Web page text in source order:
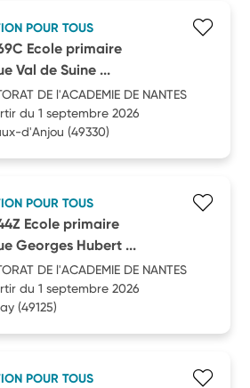
POUR TOUS
Ecole primaire
Val de Suine ...
DE l'ACADEMIE DE NANTES
du 1 septembre 2026
d'Anjou (49330)
POUR TOUS
Ecole primaire
Georges Hubert ...
DE l'ACADEMIE DE NANTES
du 1 septembre 2026
(49125)
POUR TOUS